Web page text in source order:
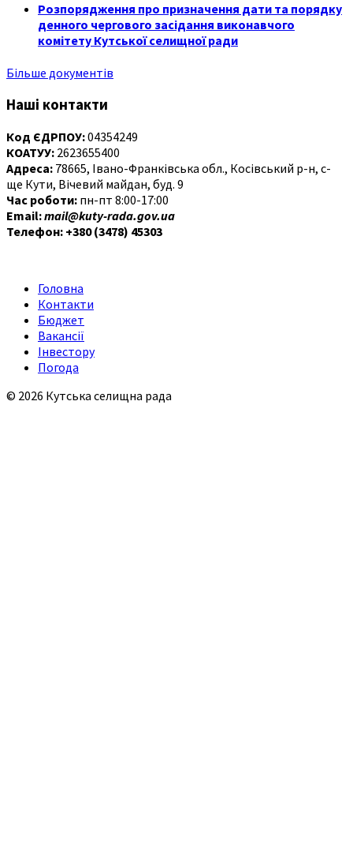
Розпорядження про призначення дати та порядку
денного чергового засідання виконавчого
комітету Кутської селищної ради
Більше документів
Наші контакти
Код ЄДРПОУ:04354249
КОАТУУ: 2623655400
Адреса: 78665, Івано-Франківська обл., Косівський р-н, с-
ще Кути, Вічевий майдан, буд. 9
Час роботи: пн-пт 8:00-17:00
Email:mail@kuty-rada.gov.ua
Телефон: +380 (3478) 45303
Головна
Контакти
Бюджет
Вакансії
Інвестору
Погода
© 2026 Кутська селищна рада